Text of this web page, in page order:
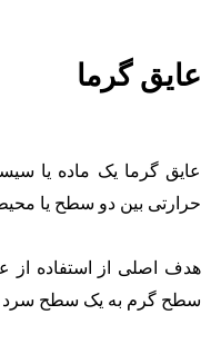
عایق گرما
عایق گرما یک ماده یا
حرارتی بین دو سطح یا
هدف اصلی از استفاده از
سطح گرم به یک سطح